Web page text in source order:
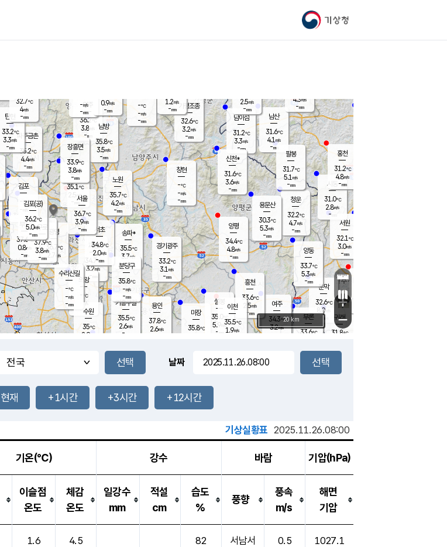
기상청
문막
32.6℃
8.0m/s
mm
남이섬
31.2℃
3.3m/s
-mm
양주
36.2℃
3.8
-mm
부론
33.6℃
과천
34.7℃
3.2m/s
- mm
남산
31.6℃
4.1 m/s
-mm
-mm
청운
32.2℃
4.7m/s
-mm
팔봉
31.7℃
5.1 m/s
-mm
-mm
용인
37.8℃
2.6m/s
여주
34.3℃
3.2m/s
양동
33.7℃
5.3m/s
-mm
경기광주
33.2℃
3.1 m/s
-mm
장호원
2.5m/s
-mm
34.6
℃
파주금촌
35.2℃
4.4m/s
-mm
가평조종
32.6℃
3.2m/s
-mm
-℃
-m/s
-mm
신천*
31.6℃
3.6m/s
-mm
창현
-℃
-m/s
-mm
탄현
33.2℃
3.3m/s
-mm
1.2m/s
-mm
37.1℃
2.1m/s
-mm
흥천
33.6℃
2.5m/s
-mm
마장
35.8℃
의왕
- ℃
m/s
mm
김포
- ℃
-m/s
mm
설봉
35.0
5.9 m/s
- mm
광명
36.7 ℃
2.7 m/s
-mm
부천
37.6℃
0.8m/s
-mm
-mm
구로
37.9℃
3.8m/s
-mm
은평
35.1℃
2.5 m/s
- mm
노원
35.7℃
4.2m/s
-mm
송파*
35.5℃
3.7m/s
-mm
서초
34.8℃
2.0m/s
-mm
남방
35.8℃
3.5m/s
-mm
기흥구갈
35.5℃
2.6m/s
-
수리산길
-℃
-m/s
-mm
분당구
35.8℃
-m/s
-mm
장흥면
33.9℃
3.8m/s
-mm
-m/s
-mm
시동
31.0℃
2.8m/s
- mm
귀래
31.8℃
서원
32.1℃
3.0m/s
-mm
용문산
30.3℃
5.3m/s
-mm
김포(공)
36.2℃
5.0m/s
-mm
홍천
31.2℃
4.8m/s
-mm
이천
35.5℃
1.9m/s
양평
34.4℃
4.8m/s
-mm
수원
35℃
2.9m/s
서울
36.7℃
3.9m/s
-mm
4.3m/s
-mm
32.7℃
4m/s
-mm
0.9m/s
-mm
+
−
20 km
날짜
현재 +1시간 +3시간 +12시간
기상실황표 2025.11.26.08:00
기온(℃) 강수 바람 기압(hPa)
이슬점
온도
체감
온도
일강수
mm
적설
cm
습도
%
풍향
풍속
m/s
해면
기압
1.6 4.5 82 서남서 0.5 1027.1